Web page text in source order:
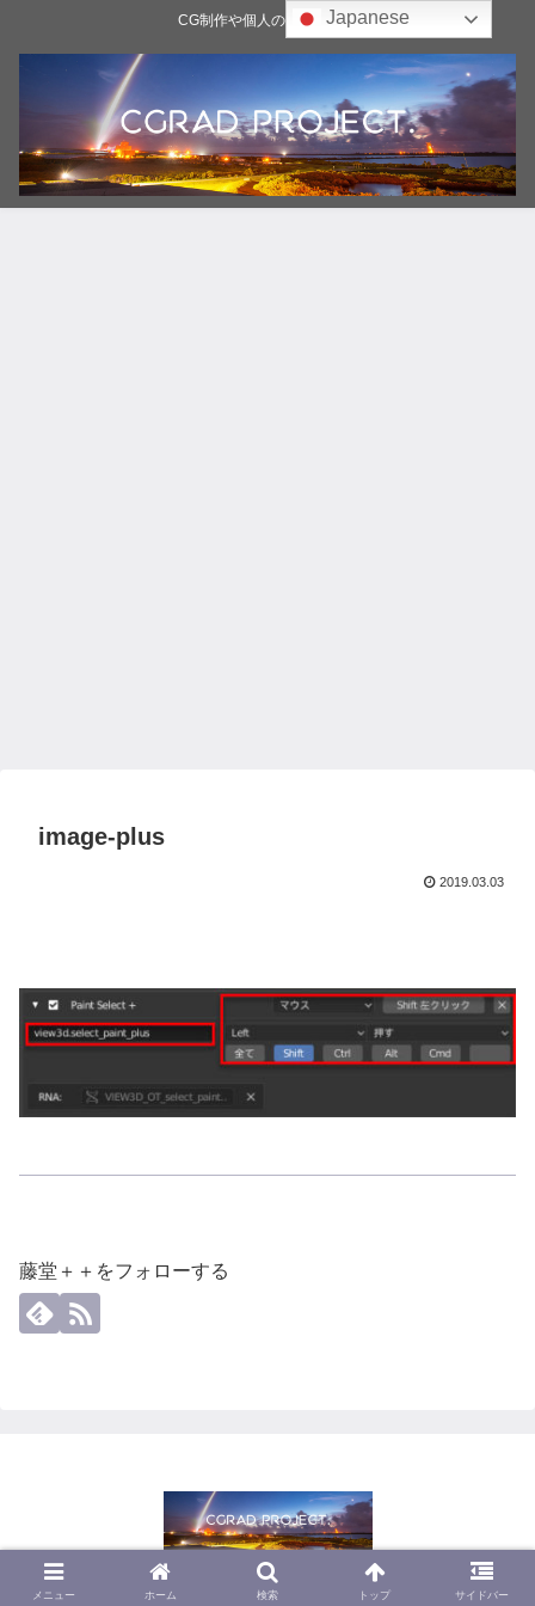
CG制作や個人の雑記ブログ
image-plus
2019.03.03
藤堂＋＋をフォローする
© 2013 CGrad Project.
メニュー ホーム 検索 トップ サイドバー
Japanese